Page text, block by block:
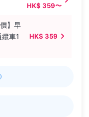
HK$ 359〜
】早
車1
HK$ 359